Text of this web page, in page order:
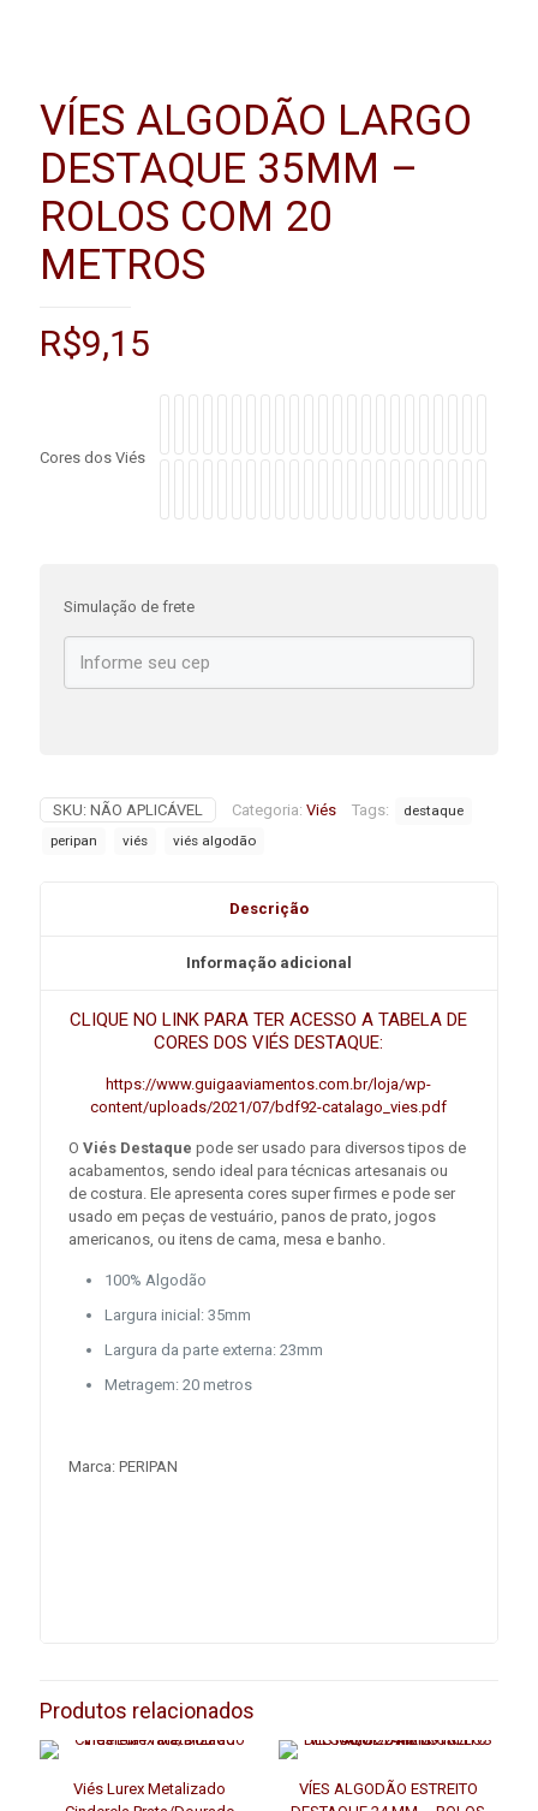
VÍES ALGODÃO LARGO
DESTAQUE 35MM –
ROLOS COM 20
METROS
R$9,15
Cores dos Viés
Simulação de frete
SKU: NÃO APLICÁVEL Categoria: Viés Tags:
destaque
peripan
viés viés algodão
Descrição
Informação adicional
CLIQUE NO LINK PARA TER ACESSO A TABELA DE
CORES DOS VIÉS DESTAQUE:
https://www.guigaaviamentos.com.br/loja/wp-
content/uploads/2021/07/bdf92-catalago_vies.pdf
OViés Destaque pode ser usado para diversos tipos de
acabamentos, sendo ideal para técnicas artesanais ou
de costura. Ele apresenta cores super firmes e pode ser
usado em peças de vestuário, panos de prato, jogos
americanos, ou itens de cama, mesa e banho.
100% Algodão
Largura inicial: 35mm
Largura da parte externa: 23mm
Metragem: 20 metros
Marca: PERIPAN
Produtos relacionados
Viés Lurex Metalizado
VÍES ALGODÃO ESTREITO